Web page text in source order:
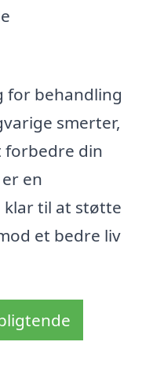
for behandling
smerter,
forbedre din
en
til at støtte
et bedre liv